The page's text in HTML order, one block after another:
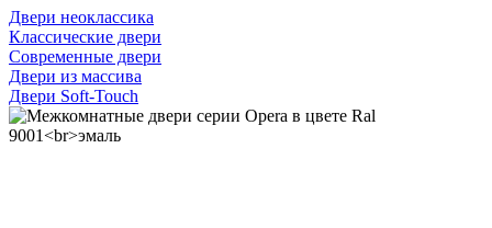
Двери неоклассика
Классические двери
Современные двери
Двери из массива
Двери Soft-Touch